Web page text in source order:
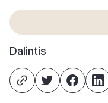
Dalintis